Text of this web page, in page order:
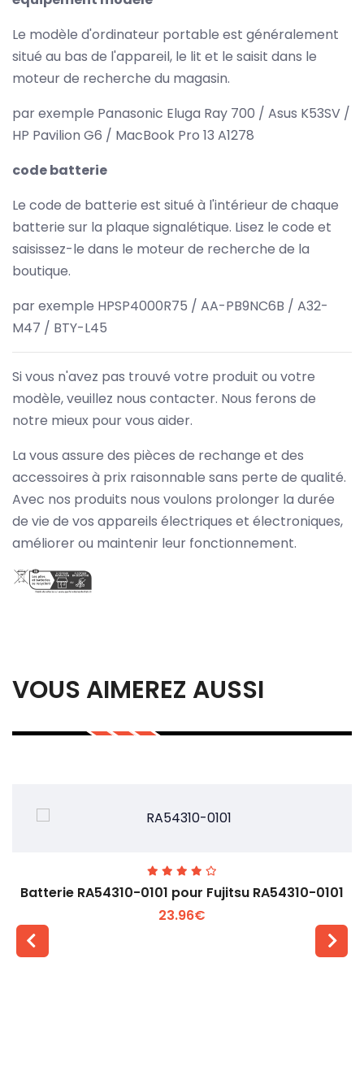
Le modèle d'ordinateur portable est généralement
situé au bas de l'appareil, le lit et le saisit dans le
moteur de recherche du magasin.
par exemple Panasonic Eluga Ray 700 / Asus K53SV /
HP Pavilion G6 / MacBook Pro 13 A1278
code batterie
Le code de batterie est situé à l'intérieur de chaque
batterie sur la plaque signalétique. Lisez le code et
saisissez-le dans le moteur de recherche de la
boutique.
par exemple HPSP4000R75 / AA-PB9NC6B / A32-
M47 / BTY-L45
Si vous n'avez pas trouvé votre produit ou votre
modèle, veuillez nous contacter. Nous ferons de
notre mieux pour vous aider.
La vous assure des pièces de rechange et des
accessoires à prix raisonnable sans perte de qualité.
Avec nos produits nous voulons prolonger la durée
de vie de vos appareils électriques et électroniques,
améliorer ou maintenir leur fonctionnement.
VOUS AIMEREZ AUSSI
Batterie RA54310-0101 pour Fujitsu RA54310-0101
23.96€